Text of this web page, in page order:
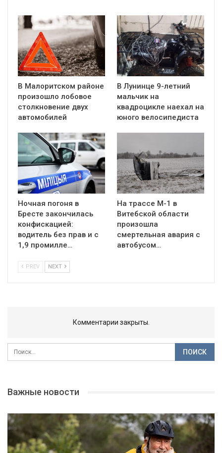
В Малоритском районе
произошло лобовое
столкновение двух
автомобилей
В Лунинце 9-летний
мальчик на
квадроцикле наехал на
юного велосипедиста
Ночная погоня в
Бресте закончилась
конфискацией:
водитель без прав и с
1,9 промилле…
На трассе М-1 в
Витебской области
произошла
смертельная авария с
автобусом…
PREV NEXT
Комментарии закрыты.
Важные новости